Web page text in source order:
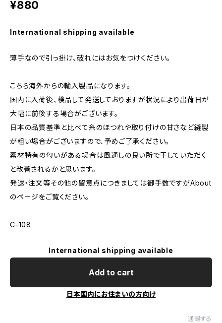
¥880
International shipping available
薄手なので引っ掛け、破れにはお気をつけください。
こちら海外からの輸入製品になります。
国内に入荷後、検品して発送しておりますが状況により出荷日が
大幅に前後する場合がございます。
日本の品質基準と比べて糸のほつれや取り付けの甘さなど縫製
が粗い場合がございますので、予めご了承ください。
素材特有の匂いがある場合は風通しの良い所で干していただく
と改善されるかと思います。
発送・注文等その他の留意点につきましては御手数ですがAbout
のページをご覧ください。
C-108
International shipping available
Add to cart
日本国内にお住まいの方向け
通報する